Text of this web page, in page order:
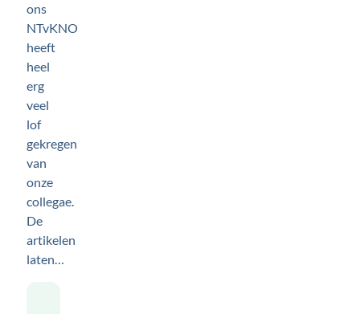
ons
NTvKNO
heeft
heel
erg
veel
lof
gekregen
van
onze
collegae.
De
artikelen
laten…